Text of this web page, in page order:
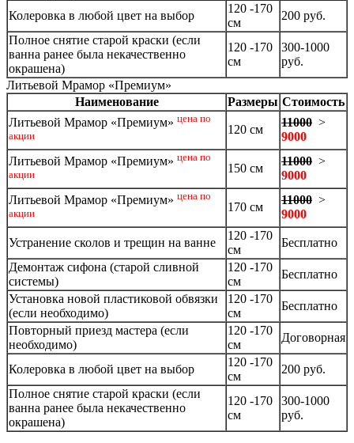
Колеровка в любой цвет на выбор
120 -170
см
200 руб.
Полное снятие старой краски (если
ванна ранее была некачественно
окрашена)
120 -170
см
300-1000
руб.
Литьевой Мрамор «Премиум»
Наименование
Размеры Стоимость
Литьевой Мрамор «Премиум» цена по
акции
120 см
11000 >
9000
Литьевой Мрамор «Премиум» цена по
акции
150 см
11000 >
9000
Литьевой Мрамор «Премиум» цена по
акции
170 см
11000 >
9000
Устранение сколов и трещин на ванне
120 -170
см
Бесплатно
Демонтаж сифона (старой сливной
системы)
120 -170
см
Бесплатно
Установка новой пластиковой обвязки
(если необходимо)
120 -170
см
Бесплатно
Повторный приезд мастера (если
необходимо)
120 -170
см
Договорная
Колеровка в любой цвет на выбор
120 -170
см
200 руб.
Полное снятие старой краски (если
ванна ранее была некачественно
окрашена)
120 -170
см
300-1000
руб.